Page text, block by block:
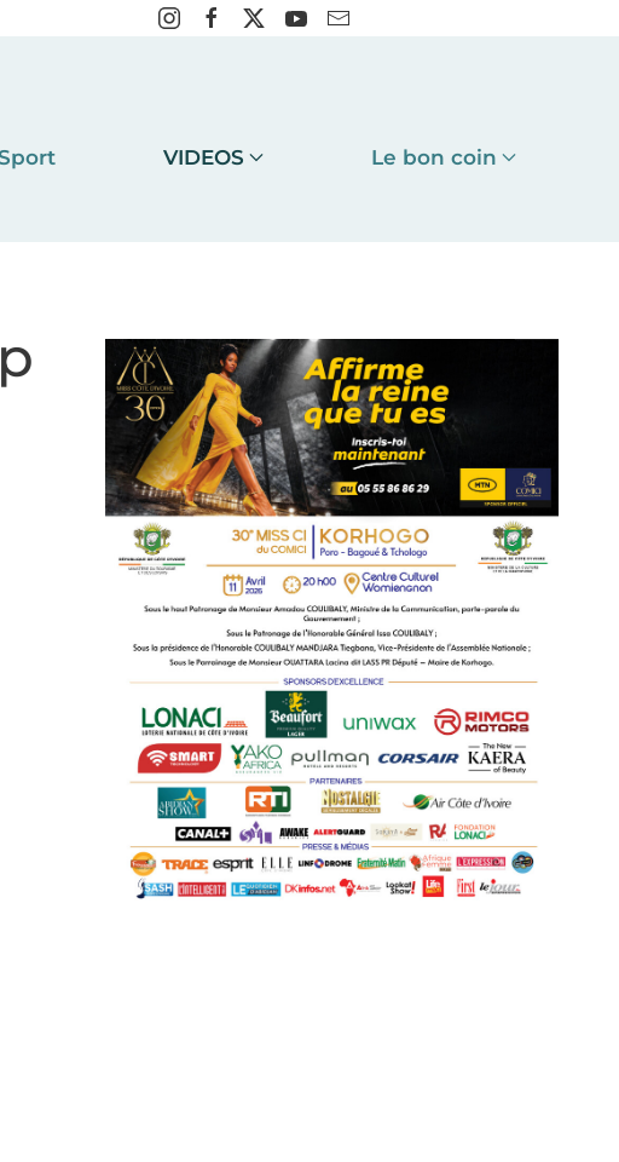
VIDEOS Le bon coin